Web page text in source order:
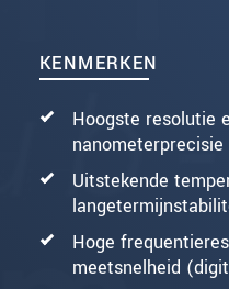
KENMERKEN
Hoogste resolutie
nanometerprecisie
Uitstekende
Hoge
meetsnelheid